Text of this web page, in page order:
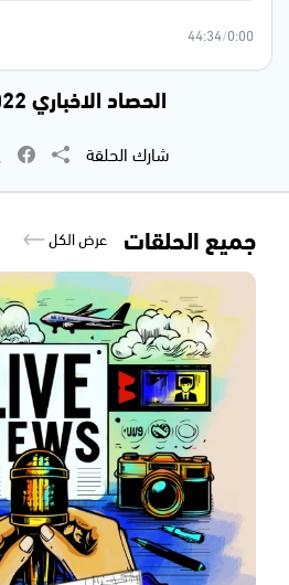
0:00
/
44:34
الحصاد الاخباري 30.10.2022
شارك الحلقة
جميع الحلقات عرض الكل